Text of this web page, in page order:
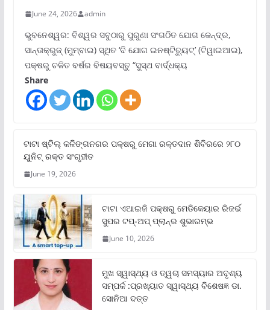
June 24, 2026 admin
ଭୁବନେଶ୍ୱର: ବିଶ୍ୱର ସବୁଠାରୁ ପୁରୁଣା ସଂଗଠିତ ଯୋଗ କେନ୍ଦ୍ର,
ସାନ୍ତାକ୍ରୁଜ୍ (ମୁମ୍ବାଇ) ସ୍ଥିତ ‘ଦି ଯୋଗ ଇନଷ୍ଟିଚ୍ୟୁଟ୍‌’ (ଟିୱାଇଆଇ),
ପକ୍ଷରୁ ଚଳିତ ବର୍ଷର ବିଷୟବସ୍ତୁ “ସୁସ୍ଥ ବାର୍ଦ୍ଧକ୍ୟ
Share
ଟାଟା ଷ୍ଟିଲ୍‌ କଳିଙ୍ଗନଗର ପକ୍ଷରୁ ମେଗା ରକ୍ତଦାନ ଶିବିରରେ ୨୮୦
ୟୁନିଟ୍‌ ରକ୍ତ ସଂଗୃହୀତ
June 19, 2026
ଟାଟା ଏଆଇଜି ପକ୍ଷରୁ ମେଡିକେୟାର ରିଜର୍ଭ
ସୁପର ଟପ୍‌-ଅପ୍ ପ୍ଲାନ୍‌ର ଶୁଭାରମ୍ଭ
June 10, 2026
ମୁଖ ସ୍ୱାସ୍ଥ୍ୟ ଓ ତ୍ୱଚା ସମସ୍ୟାର ଅଦୃଶ୍ୟ
ସମ୍ପର୍କ :ପ୍ରଖ୍ୟାତ ସ୍ୱାସ୍ଥ୍ୟ ବିଶେଷଜ୍ଞ ଡା.
ସୋନିଆ ଦତ୍ତ